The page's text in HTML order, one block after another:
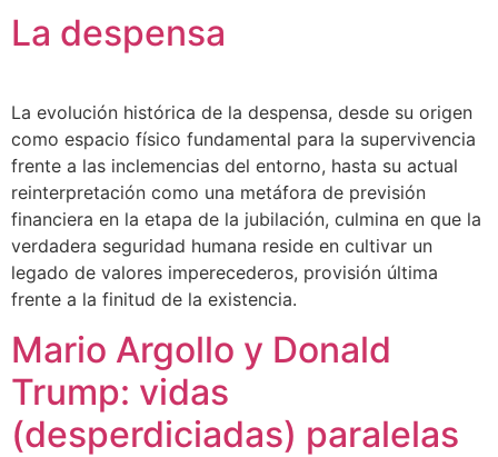
La despensa
La evolución histórica de la despensa, desde su origen
como espacio físico fundamental para la supervivencia
frente a las inclemencias del entorno, hasta su actual
reinterpretación como una metáfora de previsión
financiera en la etapa de la jubilación, culmina en que la
verdadera seguridad humana reside en cultivar un
legado de valores imperecederos, provisión última
frente a la finitud de la existencia.
Mario Argollo y Donald
Trump: vidas
(desperdiciadas) paralelas